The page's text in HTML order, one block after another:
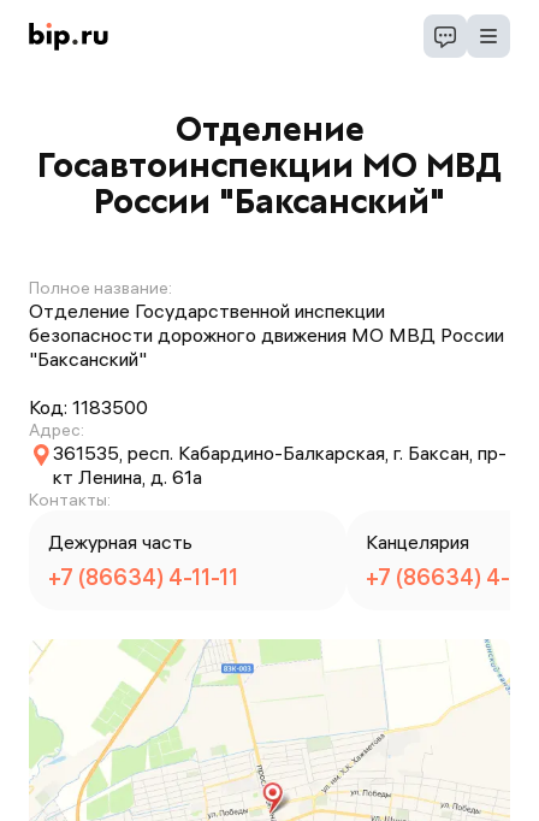
Отделение
Госавтоинспекции МО МВД
России "Баксанский"
Полное название:
Отделение Государственной инспекции
безопасности дорожного движения МО МВД России
"Баксанский"
Код: 1183500
Адрес:
361535, респ. Кабардино-Балкарская, г. Баксан, пр-
кт Ленина, д. 61а
Контакты:
Дежурная часть
+7 (86634) 4-11-11
Канцелярия
+7 (86634) 4-